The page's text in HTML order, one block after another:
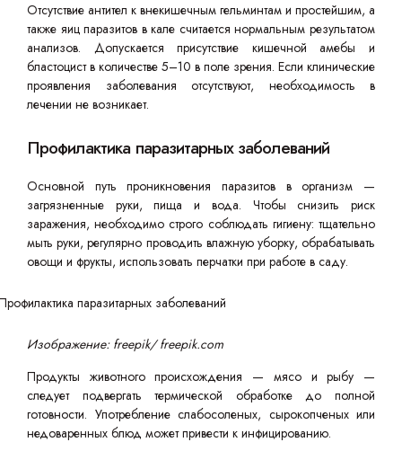
Отсутствие антител к внекишечным гельминтам и простейшим, а
также яиц паразитов в кале считается нормальным результатом
анализов. Допускается присутствие кишечной амебы и
бластоцист в количестве 5–10 в поле зрения. Если клинические
проявления заболевания отсутствуют, необходимость в
лечении не возникает.
Профилактика паразитарных заболеваний
Основной путь проникновения паразитов в организм —
загрязненные руки, пища и вода. Чтобы снизить риск
заражения, необходимо строго соблюдать гигиену: тщательно
мыть руки, регулярно проводить влажную уборку, обрабатывать
овощи и фрукты, использовать перчатки при работе в саду.
Изображение: freepik/ freepik.com
Продукты животного происхождения — мясо и рыбу —
следует подвергать термической обработке до полной
готовности. Употребление слабосоленых, сырокопченых или
недоваренных блюд может привести к инфицированию.